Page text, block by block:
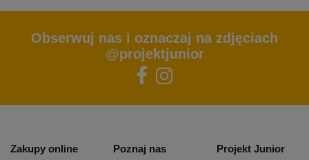
Obserwuj nas i oznaczaj na zdjęciach
@projektjunior
Zakupy online Poznaj nas Projekt Junior